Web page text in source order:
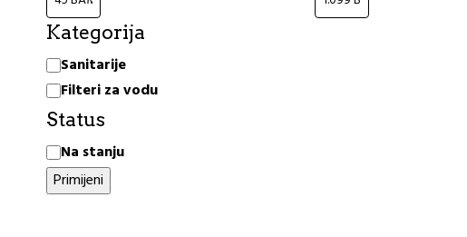
Kategorija
Kategorija
Sanitarije
Filteri za vodu
Status
Status
Na stanju
Primijeni